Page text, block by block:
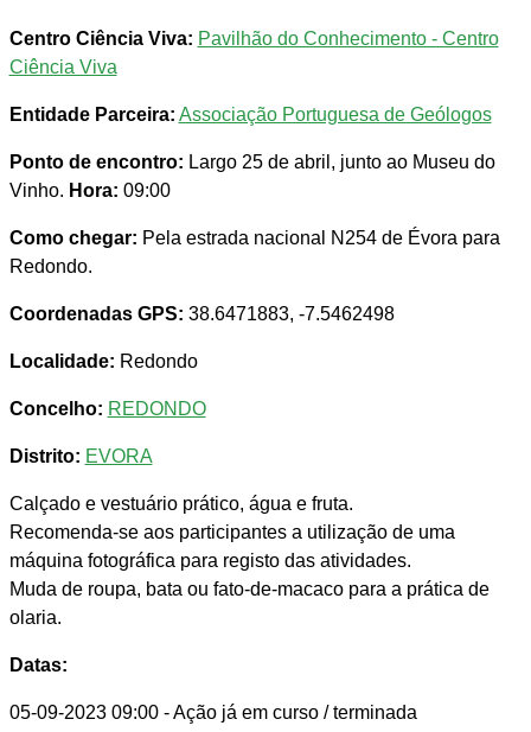
Centro Ciência Viva: Pavilhão do Conhecimento - Centro
Ciência Viva
Entidade Parceira: Associação Portuguesa de Geólogos
Ponto de encontro: Largo 25 de abril, junto ao Museu do
Vinho. Hora: 09:00
Como chegar: Pela estrada nacional N254 de Évora para
Redondo.
Coordenadas GPS: 38.6471883, -7.5462498
Localidade: Redondo
Concelho: REDONDO
Distrito: EVORA
Calçado e vestuário prático, água e fruta.
Recomenda-se aos participantes a utilização de uma
máquina fotográfica para registo das atividades.
Muda de roupa, bata ou fato-de-macaco para a prática de
olaria.
Datas:
05-09-2023 09:00 - Ação já em curso / terminada